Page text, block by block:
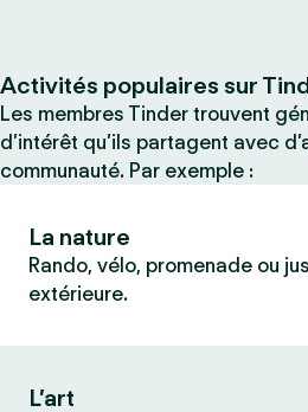
Activités populaires sur
Les membres Tinder trouvent
d’intérêt qu’ils partagent avec
communauté. Par exemple :
La nature
Rando, vélo, promenade ou
extérieure.
L’art